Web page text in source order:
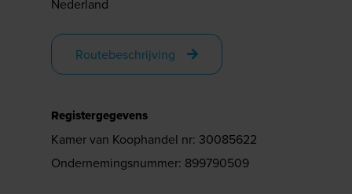
Nederland
Routebeschrijving
Registergegevens
Kamer van Koophandel nr: 30085622
Ondernemingsnummer: 899790509